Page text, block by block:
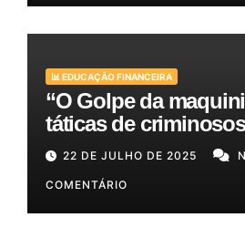
📊 EDUCAÇÃO FINANCEIRA
“O Golpe da
táticas de
proteger seu dinheiro
clientes!”
22 DE JULHO DE 2025
COMENTÁRIO